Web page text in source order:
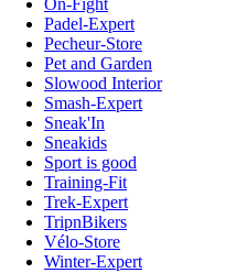
On-Fight
Padel-Expert
Pecheur-Store
Pet and Garden
Slowood Interior
Smash-Expert
Sneak'In
Sneakids
Sport is good
Training-Fit
Trek-Expert
TripnBikers
Vélo-Store
Winter-Expert